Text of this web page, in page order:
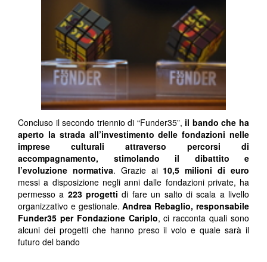
Concluso il secondo triennio di “Funder35”, il bando che ha
aperto la strada all’investimento delle fondazioni nelle
imprese culturali attraverso percorsi di
accompagnamento, stimolando il dibattito e
l’evoluzione normativa. Grazie ai 10,5 milioni di euro
messi a disposizione negli anni dalle fondazioni private, ha
permesso a 223 progetti di fare un salto di scala a livello
organizzativo e gestionale.Andrea Rebaglio, responsabile
Funder35 per Fondazione Cariplo, ci racconta quali sono
alcuni dei progetti che hanno preso il volo e quale sarà il
futuro del bando